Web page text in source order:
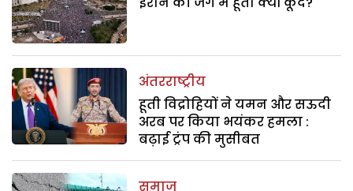
अंतरराष्ट्रीय
हूती विद्रोहियों ने यमन और सऊदी
अरब पर किया भयंकर हमला :
बढ़ाई ट्रंप की मुसीबत
समाज